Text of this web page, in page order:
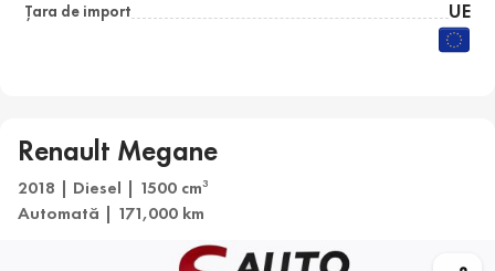
Țara de import UE
Renault Megane
2018 | Diesel | 1500 cm3
Automată | 171,000 km